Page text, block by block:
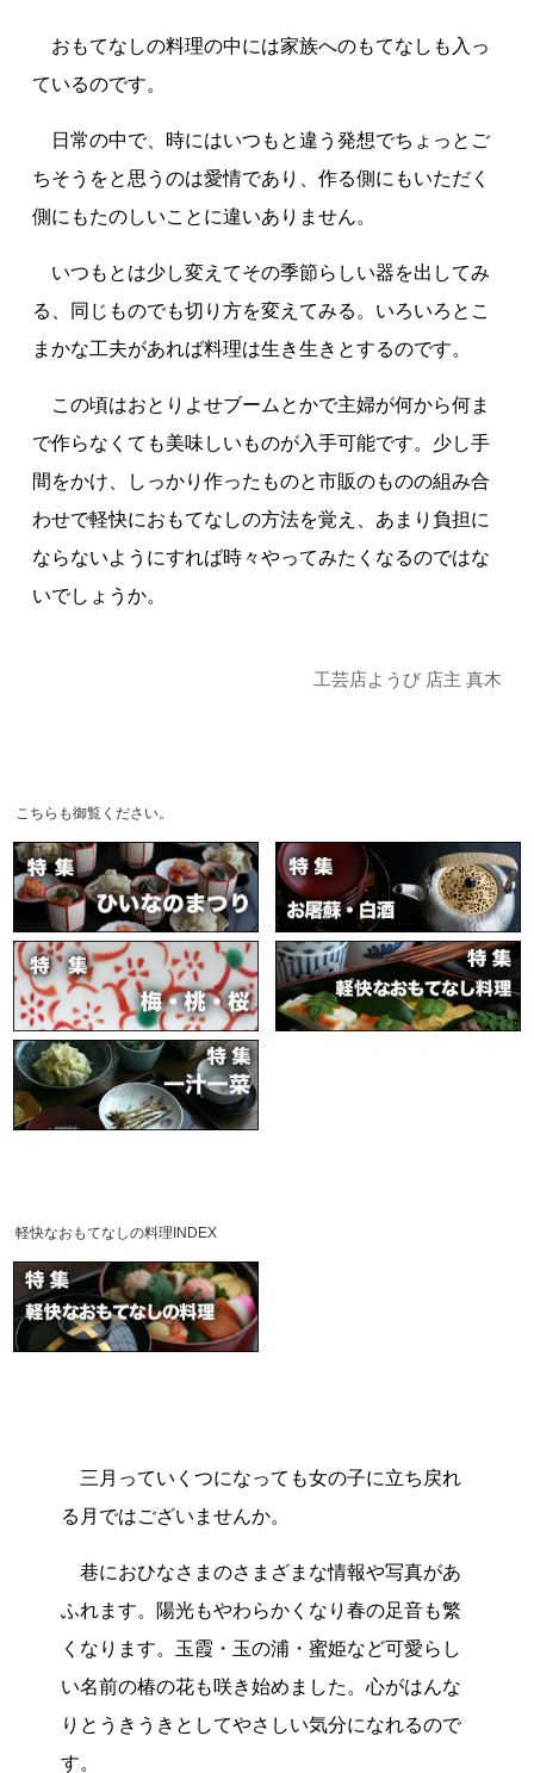
おもてなしの料理の中には家族へのもてなしも入っ
ているのです。
日常の中で、時にはいつもと違う発想でちょっとご
ちそうをと思うのは愛情であり、作る側にもいただく
側にもたのしいことに違いありません。
いつもとは少し変えてその季節らしい器を出してみ
る、同じものでも切り方を変えてみる。いろいろとこ
まかな工夫があれば料理は生き生きとするのです。
この頃はおとりよせブームとかで主婦が何から何ま
で作らなくても美味しいものが入手可能です。少し手
間をかけ、しっかり作ったものと市販のものの組み合
わせで軽快におもてなしの方法を覚え、あまり負担に
ならないようにすれば時々やってみたくなるのではな
いでしょうか。
工芸店ようび 店主 真木
こちらも御覧ください。
軽快なおもてなしの料理INDEX
三月っていくつになっても女の子に立ち戻れ
る月ではございませんか。
巷におひなさまのさまざまな情報や写真があ
ふれます。陽光もやわらかくなり春の足音も繁
くなります。玉霞・玉の浦・蜜姫など可愛らし
い名前の椿の花も咲き始めました。心がはんな
りとうきうきとしてやさしい気分になれるので
す。